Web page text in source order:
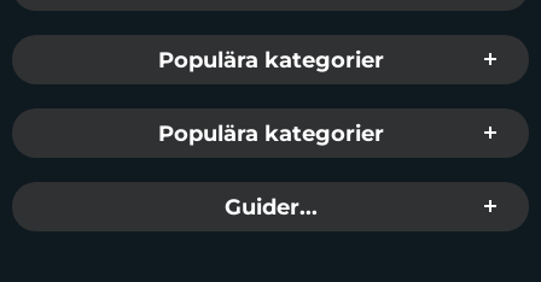
Populära kategorier
Populära kategorier
Guider...